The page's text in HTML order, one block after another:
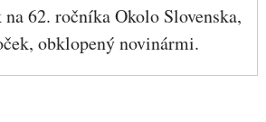
62. ročníka Okolo Slovenska,
obklopený novinármi.